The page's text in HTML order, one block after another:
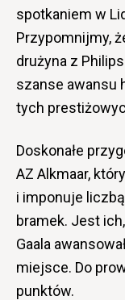
spotkaniem w
Przypomnijmy,
drużyna z
szanse awansu
tych
Doskonałe
AZ Alkmaar,
i imponuje
bramek. Jest
Gaala
miejsce. Do
punktów.